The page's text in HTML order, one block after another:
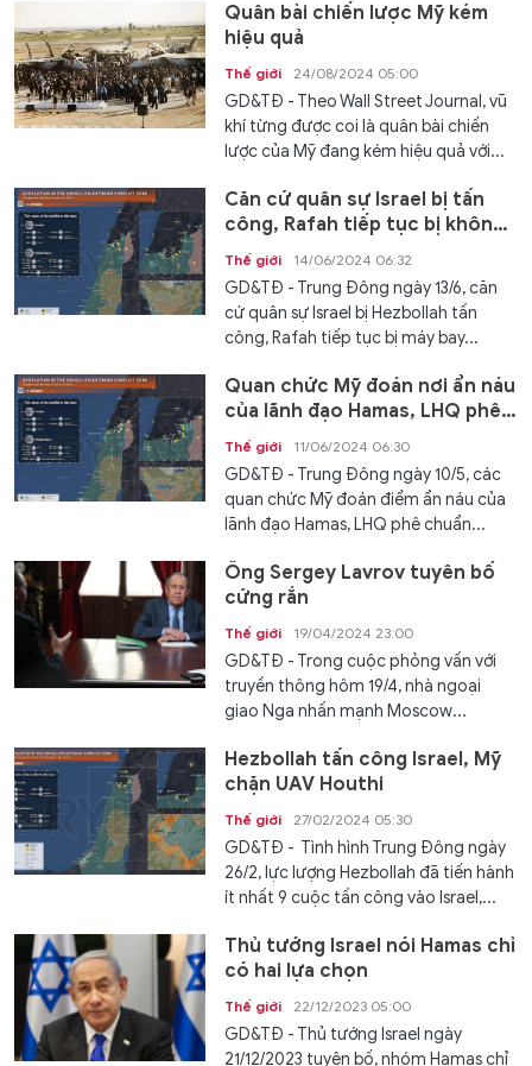
Quân bài chiến lược Mỹ kém
hiệu quả
Thế giới 24/08/2024 05:00
GD&TĐ - Theo Wall Street Journal, vũ
khí từng được coi là quân bài chiến
lược của Mỹ đang kém hiệu quả với...
Căn cứ quân sự Israel bị tấn
công, Rafah tiếp tục bị không
kích
Thế giới 14/06/2024 06:32
GD&TĐ - Trung Đông ngày 13/6, căn
cứ quân sự Israel bị Hezbollah tấn
công, Rafah tiếp tục bị máy bay...
Quan chức Mỹ đoán nơi ẩn náu
của lãnh đạo Hamas, LHQ phê
chuẩn lệnh ngừng bắn
Thế giới 11/06/2024 06:30
GD&TĐ - Trung Đông ngày 10/5, các
quan chức Mỹ đoán điểm ẩn náu của
lãnh đạo Hamas, LHQ phê chuẩn...
Ông Sergey Lavrov tuyên bố
cứng rắn
Thế giới 19/04/2024 23:00
GD&TĐ - Trong cuộc phỏng vấn với
truyền thông hôm 19/4, nhà ngoại
giao Nga nhấn mạnh Moscow...
Hezbollah tấn công Israel, Mỹ
chặn UAV Houthi
Thế giới 27/02/2024 05:30
GD&TĐ - Tình hình Trung Đông ngày
26/2, lực lượng Hezbollah đã tiến hành
ít nhất 9 cuộc tấn công vào Israel,...
Thủ tướng Israel nói Hamas chỉ
có hai lựa chọn
Thế giới 22/12/2023 05:00
GD&TĐ - Thủ tướng Israel ngày
21/12/2023 tuyên bố, nhóm Hamas chỉ